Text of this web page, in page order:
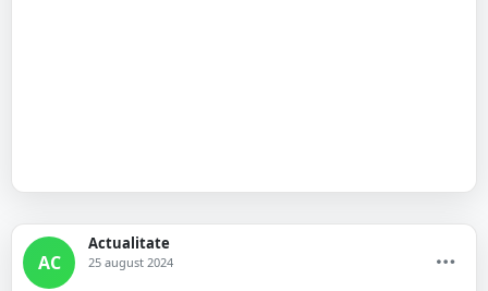
AC
Actualitate
25 august 2024